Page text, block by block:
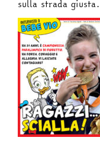
sulla strada